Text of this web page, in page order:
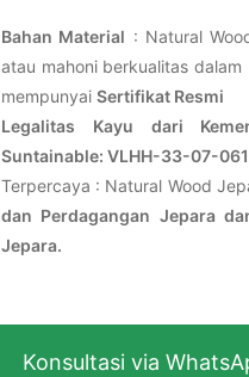
Bahan Material : Natural
atau mahoni berkualitas
mempunyai Sertifikat Resmi
Legalitas Kayu dari
Suntainable: VLHH-33-07-
Terpercaya : Natural Wood
dan Perdagangan Jepara
Jepara.
Konsultasi via